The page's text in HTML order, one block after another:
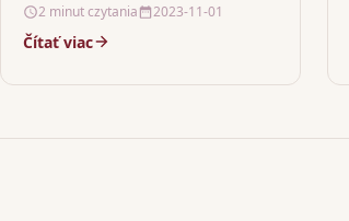
Exploruje, ako nacionalizmus ako
silná sociálna ideológia
2 minut czytania 2023-11-01
Čítať viac